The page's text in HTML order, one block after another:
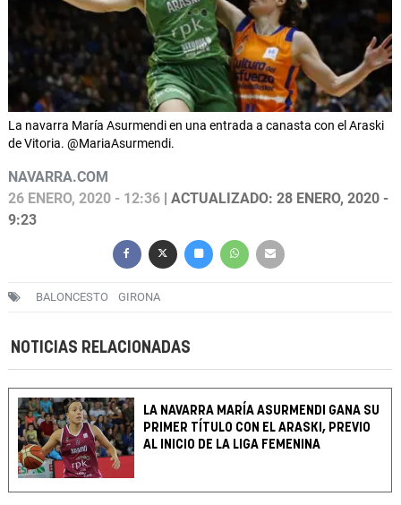
La navarra María Asurmendi en una entrada a canasta con el Araski
de Vitoria. @MariaAsurmendi.
NAVARRA.COM
26 ENERO, 2020 - 12:36 | ACTUALIZADO: 28 ENERO, 2020 -
9:23
BALONCESTO GIRONA
NOTICIAS RELACIONADAS
LA NAVARRA MARÍA ASURMENDI GANA SU
PRIMER TÍTULO CON EL ARASKI, PREVIO
AL INICIO DE LA LIGA FEMENINA